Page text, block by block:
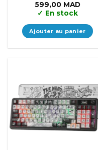
599,00 MAD
✓ En stock
Ajouter au panier